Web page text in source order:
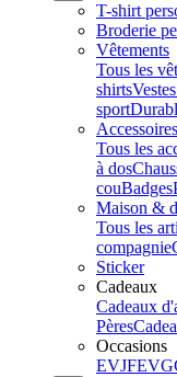
T-shirt
Broderie
Vêtements
Tous les
shirts
sport
Accessoires
Tous les
à dos
couBadges
Maison &
Tous les
compagnie
Sticker
Cadeaux
Cadeaux
Pères
Occasions
EVJFEVG